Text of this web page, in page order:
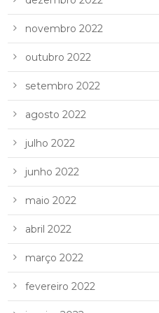
novembro 2022
outubro 2022
setembro 2022
agosto 2022
julho 2022
junho 2022
maio 2022
abril 2022
março 2022
fevereiro 2022